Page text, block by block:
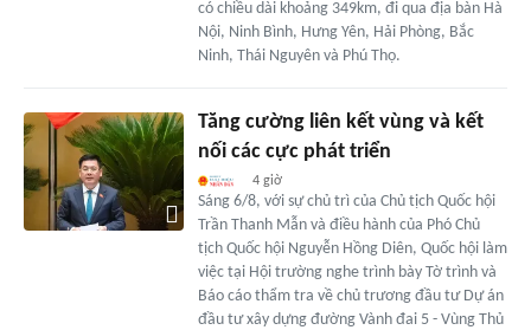
có chiều dài khoảng 349km, đi qua địa bàn Hà
Nội, Ninh Bình, Hưng Yên, Hải Phòng, Bắc
Ninh, Thái Nguyên và Phú Thọ.
Tăng cường liên kết vùng và kết
nối các cực phát triển
4 giờ
Sáng 6/8, với sự chủ trì của Chủ tịch Quốc hội
Trần Thanh Mẫn và điều hành của Phó Chủ
tịch Quốc hội Nguyễn Hồng Diên, Quốc hội làm
việc tại Hội trường nghe trình bày Tờ trình và
Báo cáo thẩm tra về chủ trương đầu tư Dự án
đầu tư xây dựng đường Vành đai 5 - Vùng Thủ